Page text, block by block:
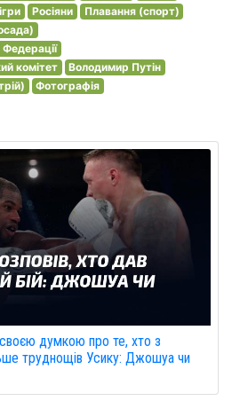
Росіяни
Плавання (спорт)
комітет
Володимир Путін
Фотографія
думкою про те, хто з
труднощів Усику: Джошуа чи